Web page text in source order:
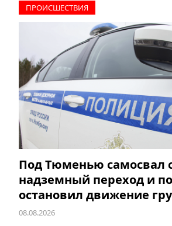
ПРОИCШЕСТВИЯ
Под Тюменью самосвал
надземный переход и
остановил движение
08.08.2026